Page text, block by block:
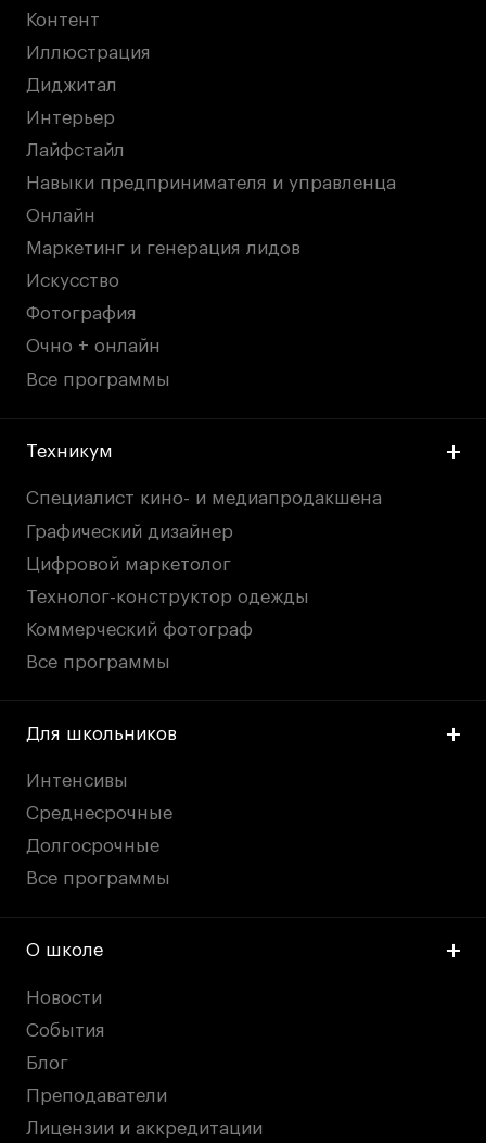
Контент
Иллюстрация
Диджитал
Интерьер
Лайфстайл
Навыки предпринимателя и управленца
Онлайн
Маркетинг и генерация лидов
Искусство
Фотография
Очно + онлайн
Все программы
Техникум
Специалист кино- и медиапродакшена
Графический дизайнер
Цифровой маркетолог
Технолог-конструктор одежды
Коммерческий фотограф
Все программы
Для школьников
Интенсивы
Среднесрочные
Долгосрочные
Все программы
О школе
Новости
События
Блог
Преподаватели
Лицензии и аккредитации